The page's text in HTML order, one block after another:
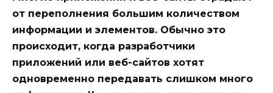
от переполнения большим количеством
информации и элементов. Обычно это
происходит, когда разработчики
приложений или веб-сайтов хотят
одновременно передавать слишком много